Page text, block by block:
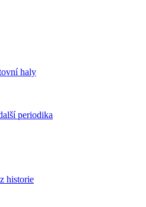
haly
periodika
historie